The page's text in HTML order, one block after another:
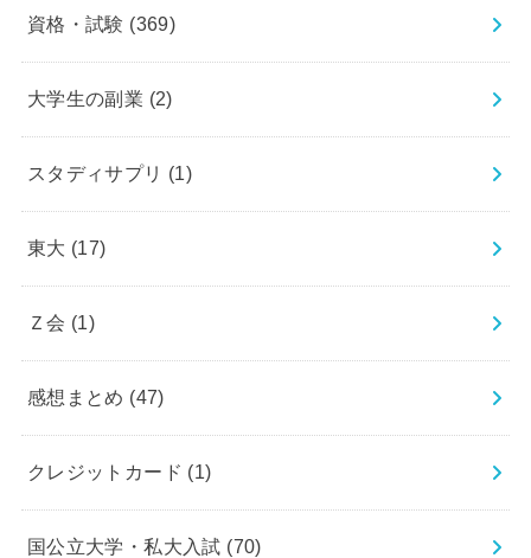
資格・試験 (369)
大学生の副業 (2)
スタディサプリ (1)
東大 (17)
Ｚ会 (1)
感想まとめ (47)
クレジットカード (1)
国公立大学・私大入試 (70)